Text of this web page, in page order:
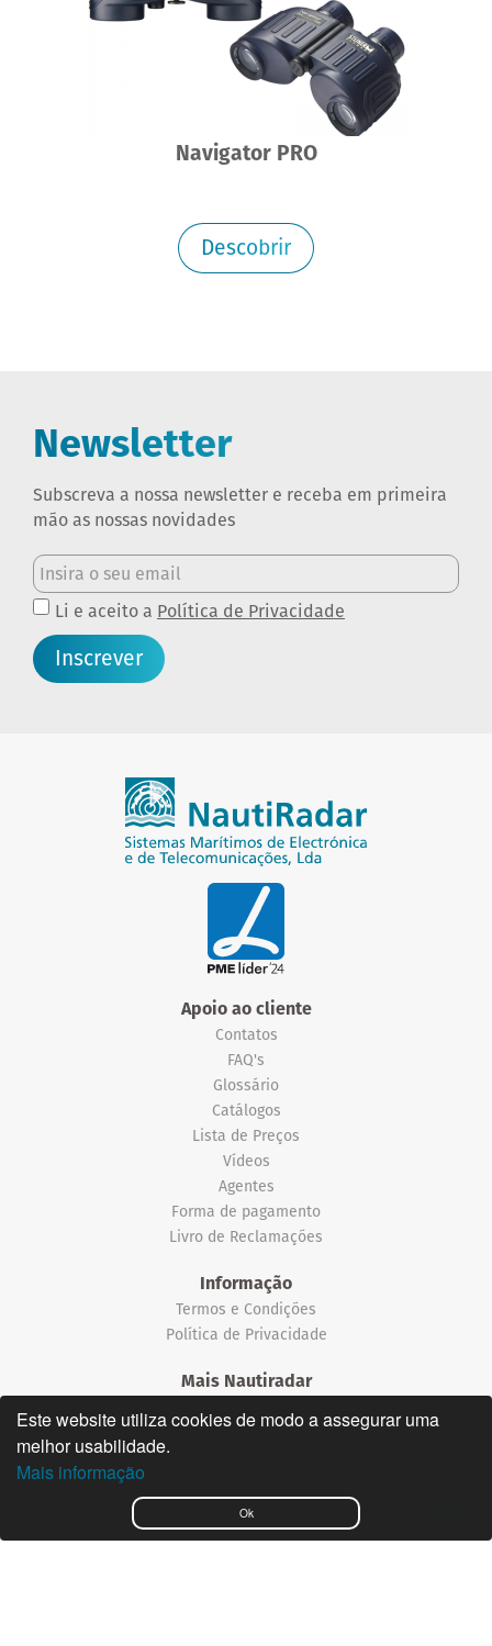
Ok
Este website utiliza cookies de modo a assegurar uma
melhor usabilidade.
Mais informação
Navigator PRO
Descobrir
Newsletter
Subscreva a nossa newsletter e receba em primeira
mão as nossas novidades
Li e aceito a Política de Privacidade
Inscrever
Apoio ao cliente
Contatos
FAQ's
Glossário
Catálogos
Lista de Preços
Vídeos
Agentes
Forma de pagamento
Livro de Reclamações
Informação
Termos e Condições
Política de Privacidade
Mais Nautiradar
English